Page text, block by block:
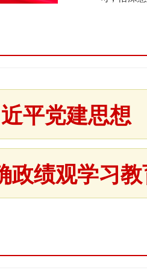
平党建思想
政绩观学习